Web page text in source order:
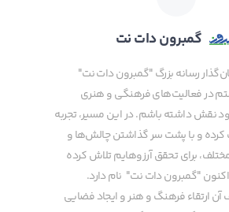
گمبرون دات نت
رسانه بزرگ "گمبرون دات نت"
در فعالیت‌های فرهنگی و هنری
نقش داشته باشم. در این مسیر، تجربه
و با پشت سر گذاشتن چالش‌ها و
برای تحقق آرزوهایم تلاش کرده
"گمبرون دات نت" نام دارد.
ارتقاء فرهنگ و هنر و ایجاد فضایی